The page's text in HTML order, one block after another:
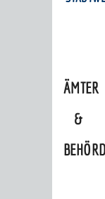
ÄMTER
&